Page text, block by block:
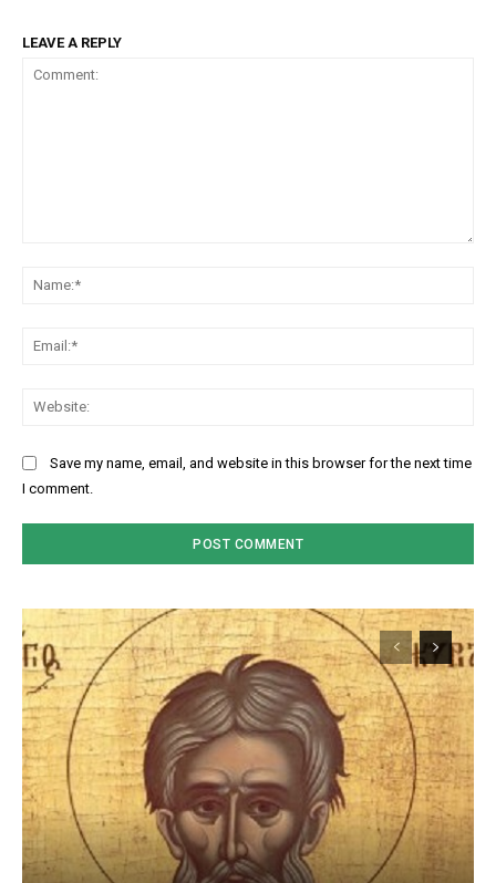
LEAVE A REPLY
Save my name, email, and website in this browser for the next time
I comment.